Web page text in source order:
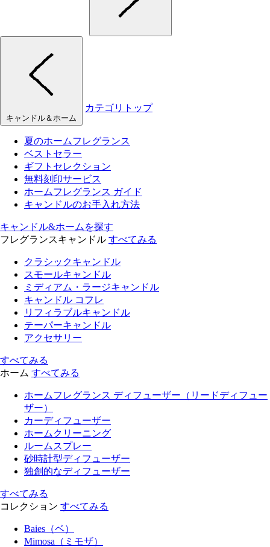
キャンドル＆ホーム
カテゴリトップ
夏のホームフレグランス
ベストセラー
ギフトセレクション
無料刻印サービス
ホームフレグランス ガイド
キャンドルのお手入れ方法
キャンドル&ホームを探す
フレグランスキャンドル すべてみる
クラシックキャンドル
スモールキャンドル
ミディアム・ラージキャンドル
キャンドル コフレ
リフィラブルキャンドル
テーパーキャンドル
アクセサリー
すべてみる
ホーム すべてみる
ホームフレグランス ディフューザー（リードディフュー
ザー）
カーディフューザー
ホームクリーニング
ルームスプレー
砂時計型ディフューザー
独創的なディフューザー
すべてみる
コレクション すべてみる
Baies（ベ）
Mimosa（ミモザ）